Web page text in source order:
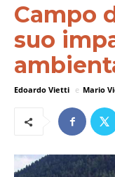
Campo
suo
Edoardo Vietti e Mario